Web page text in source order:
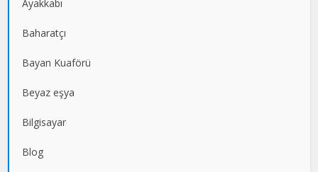
Ayakkabı
Baharatçı
Bayan Kuaförü
Beyaz eşya
Bilgisayar
Blog